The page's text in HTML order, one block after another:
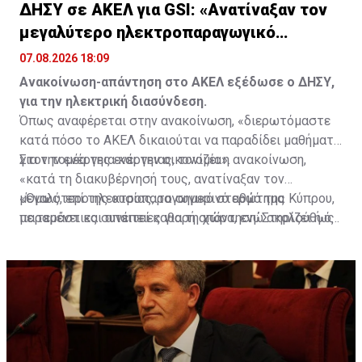
ΔΗΣΥ σε ΑΚΕΛ για GSI: «Ανατίναξαν τον
μεγαλύτερο ηλεκτροπαραγωγικό
σταθμό»
07.08.2026 18:09
Ανακοίνωση-απάντηση στο ΑΚΕΛ εξέδωσε ο ΔΗΣΥ,
για την ηλεκτρική διασύνδεση.
Όπως αναφέρεται στην ανακοίνωση, «διερωτόμαστε
κατά πόσο το ΑΚΕΛ δικαιούται να παραδίδει μαθήματα
για την ενέργεια και την οικονομία».
Στον τομέα της ενέργειας, τονίζει η ανακοίνωση,
«κατά τη διακυβέρνησή τους, ανατίναξαν τον
μεγαλύτερο ηλεκτροπαραγωγικό σταθμό της Κύπρου,
με τεράστιες συνέπειες για τη χώρα, ενώ ακολούθως
«Όμως, επί της ουσίας, το σημερινό ερώτημα
παραμένει και απαιτεί καθαρή απάντηση: Στηρίζει ή όχι
στρατηγικών συμμαχιών της Κύπρου με το Ισραήλ και
χώρες της Δύσης;», καταλήγει η ανακοίνωση.